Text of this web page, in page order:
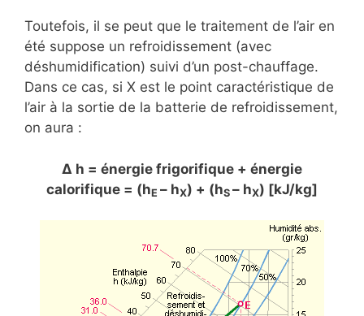
Toutefois, il se peut que le traitement de l’air en
été suppose un refroidissement (avec
déshumidification) suivi d’un post-chauffage.
Dans ce cas, si X est le point caractéristique de
l’air à la sortie de la batterie de refroidissement,
on aura :
Δ h = énergie frigorifique + énergie
calorifique = (hE – hX) + (hS – hX) [kJ/kg]